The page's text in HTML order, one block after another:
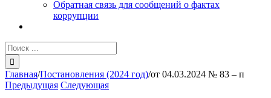
Обратная связь для сообщений о фактах
коррупции
Результат
поиска:
Главная/Постановления (2024 год)/от 04.03.2024 № 83 – п
Предыдущая Следующая